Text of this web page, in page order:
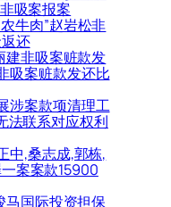
吸案报案
牛肉”赵岩松非
还
建非吸案赃款发
吸案赃款发还比
涉案款项清理工
法联系对应权利
中,桑志成,郭栋,
案案款15900
马国际投资担保